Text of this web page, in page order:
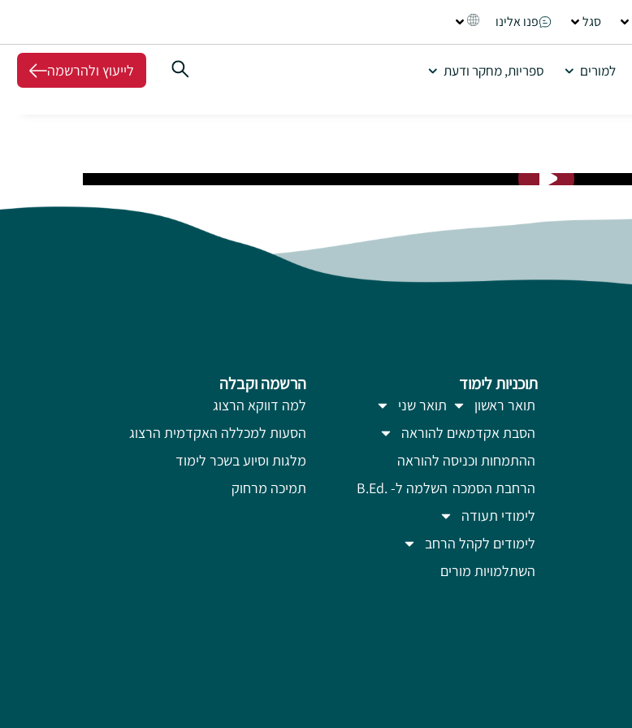
סגל פנו אלינו
למורים ספריות, מחקר ודעת לייעוץ ולהרשמה
תוכניות לימוד
תואר ראשון
תואר שני
הסבת אקדמאים להוראה
ההתמחות וכניסה להוראה
הרחבת הסמכה השלמה ל- .B.Ed
לימודי תעודה
לימודים לקהל הרחב
השתלמויות מורים
הרשמה וקבלה
למה דווקא הרצוג
הסעות למכללה האקדמית הרצוג
מלגות וסיוע בשכר לימוד
תמיכה מרחוק